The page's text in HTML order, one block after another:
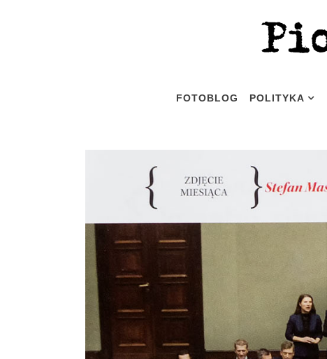
FOTOBLOG POLITYKA